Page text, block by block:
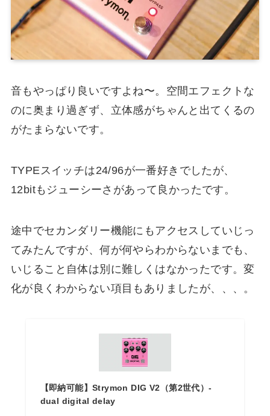
音もやっぱり良いですよね〜。空間エフェクトな
のに奥まり過ぎず、立体感がちゃんと出てくるの
がたまらないです。
TYPEスイッチは24/96が一番好きでしたが、
12bitもジューシーさがあって良かったです。
途中でセカンダリー機能にもアクセスしていじっ
てみたんですが、何が何やらわからないまでも、
いじること自体は別に難しくはなかったです。変
化が良くわからない項目もありましたが、、、。
【即納可能】Strymon DIG V2（第2世代）-
dual digital delay